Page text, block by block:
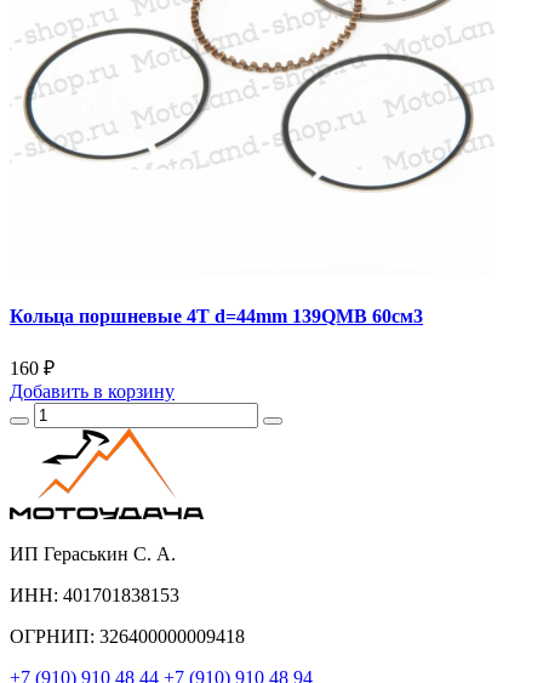
Кольца поршневые 4T d=44mm 139QMB 60см3
160 ₽
Добавить в корзину
ИП Гераськин С. А.
ИНН: 401701838153
ОГРНИП: 326400000009418
+7 (910) 910 48 44 +7 (910) 910 48 94